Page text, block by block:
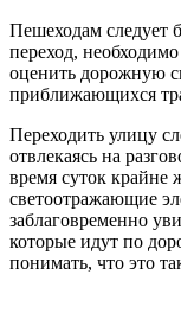
Пешеходам следует
переход,
оценить дорожную
приближающихся
Переходить улицу
отвлекаясь на
время суток крайне
светоотражающие
заблаговременно
которые идут по
понимать, что это